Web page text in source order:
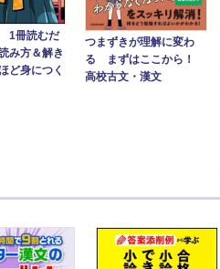
1冊読むだ
み方＆解き
ど身につく
つまずきが理解に変わ
る まずはここから！
高校古文・漢文